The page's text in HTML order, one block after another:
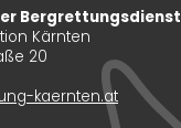
Bergrettungsdienst
Kärnten
20
kaernten.at